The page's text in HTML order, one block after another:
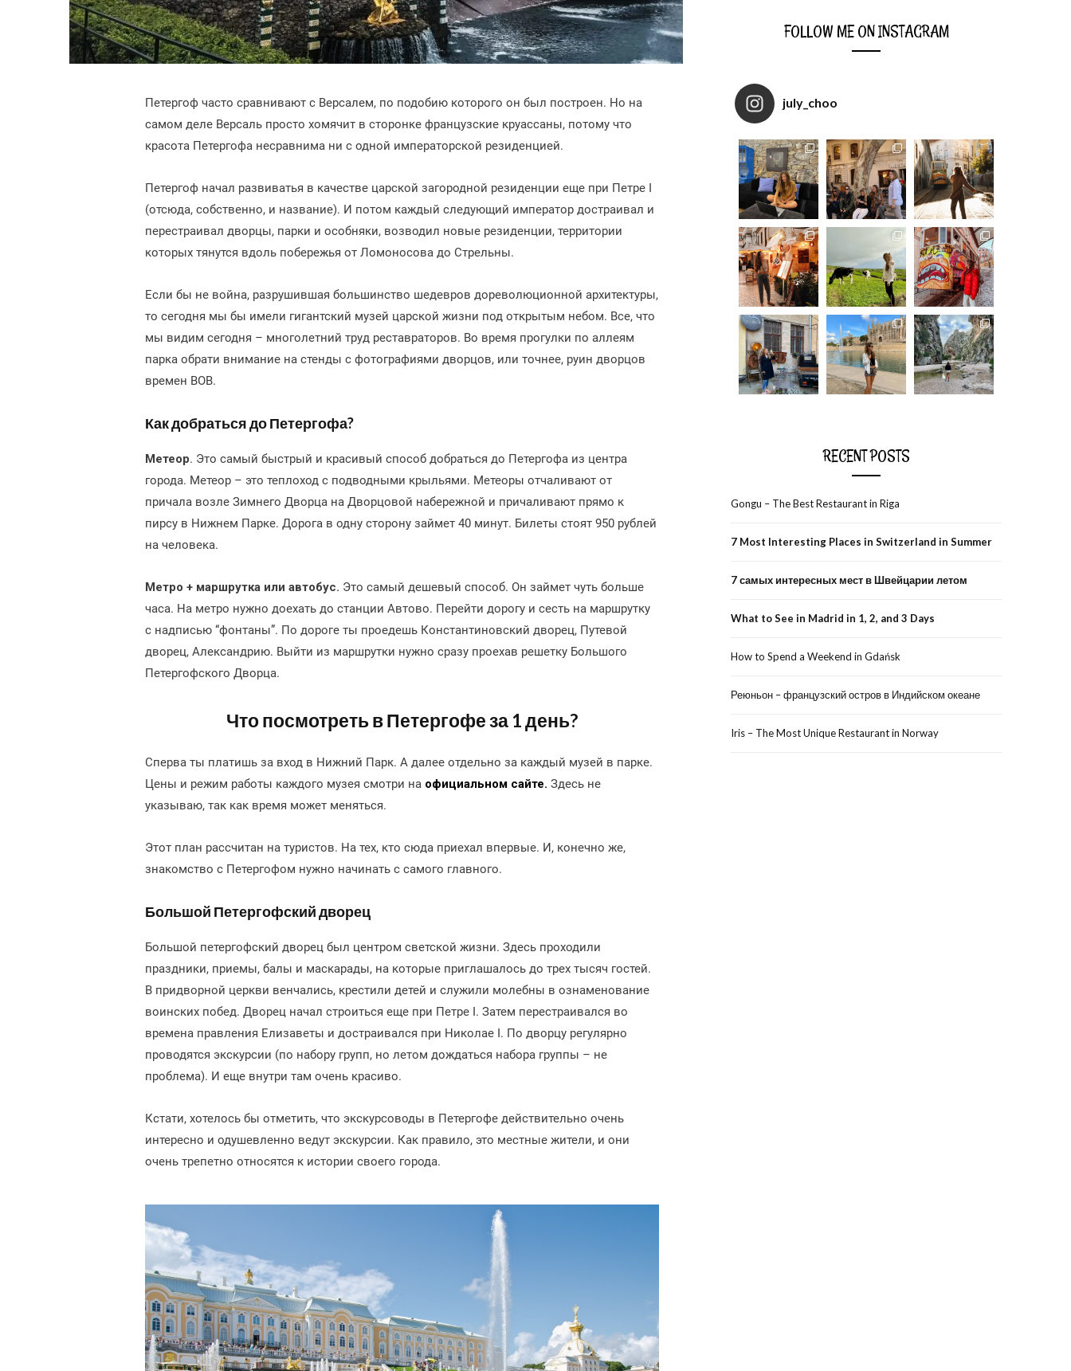
Петергоф часто сравнивают с Версалем, по подобию которого он был построен. Но на
самом деле Версаль просто хомячит в сторонке французские круассаны, потому что
красота Петергофа несравнима ни с одной императорской резиденцией.
Петергоф начал развиватья в качестве царской загородной резиденции еще при Петре I
(отсюда, собственно, и название). И потом каждый следующий император достраивал и
перестраивал дворцы, парки и особняки, возводил новые резиденции, территории
которых тянутся вдоль побережья от Ломоносова до Стрельны.
Если бы не война, разрушившая большинство шедевров дореволюционной архитектуры,
то сегодня мы бы имели гигантский музей царской жизни под открытым небом. Все, что
мы видим сегодня – многолетний труд реставраторов. Во время прогулки по аллеям
парка обрати внимание на стенды с фотографиями дворцов, или точнее, руин дворцов
времен ВОВ.
Как добраться до Петергофа?
Метеор. Это самый быстрый и красивый способ добраться до Петергофа из центра
города. Метеор – это теплоход с подводными крыльями. Метеоры отчаливают от
причала возле Зимнего Дворца на Дворцовой набережной и причаливают прямо к
пирсу в Нижнем Парке. Дорога в одну сторону займет 40 минут. Билеты стоят 950 рублей
на человека.
Метро + маршрутка или автобус. Это самый дешевый способ. Он займет чуть больше
часа. На метро нужно доехать до станции Автово. Перейти дорогу и сесть на маршрутку
с надписью “фонтаны”. По дороге ты проедешь Константиновский дворец, Путевой
дворец, Александрию. Выйти из маршрутки нужно сразу проехав решетку Большого
Петергофского Дворца.
Что посмотреть в Петергофе за 1 день?
Сперва ты платишь за вход в Нижний Парк. А далее отдельно за каждый музей в парке.
Цены и режим работы каждого музея смотри на официальном сайте. Здесь не
указываю, так как время может меняться.
Этот план рассчитан на туристов. На тех, кто сюда приехал впервые. И, конечно же,
знакомство с Петергофом нужно начинать с самого главного.
Большой Петергофский дворец
Большой петергофский дворец был центром светской жизни. Здесь проходили
праздники, приемы, балы и маскарады, на которые приглашалось до трех тысяч гостей.
В придворной церкви венчались, крестили детей и служили молебны в ознаменование
воинских побед. Дворец начал строиться еще при Петре I. Затем перестраивался во
времена правления Елизаветы и достраивался при Николае I. По дворцу регулярно
проводятся экскурсии (по набору групп, но летом дождаться набора группы – не
проблема). И еще внутри там очень красиво.
Кстати, хотелось бы отметить, что экскурсоводы в Петергофе действительно очень
интересно и одушевленно ведут экскурсии. Как правило, это местные жители, и они
очень трепетно относятся к истории своего города.
FOLLOW ME ON INSTAGRAM
july_choo
RECENT POSTS
Gongu – The Best Restaurant in Riga
7 Most Interesting Places in Switzerland in Summer
7 самых интересных мест в Швейцарии летом
What to See in Madrid in 1, 2, and 3 Days
How to Spend a Weekend in Gdańsk
Реюньон – французский остров в Индийском океане
Iris – The Most Unique Restaurant in Norway